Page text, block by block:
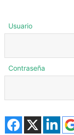
Usuario
Contraseña